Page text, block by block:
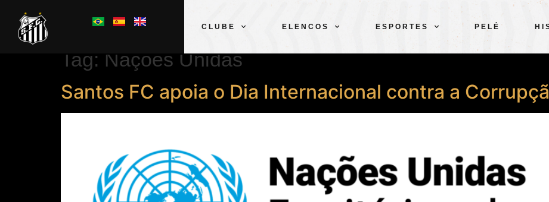
CLUBE ELENCOS ESPORTES PELÉ
Tag: Nações Unidas
Santos FC apoia o Dia Internacional contra a